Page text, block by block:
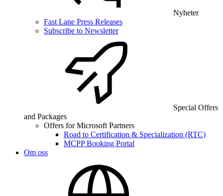
Nyheter
Fast Lane Press Releases
Subscribe to Newsletter
Special Offers
and Packages
Offers for Microsoft Partners
Road to Certification & Specialization (RTC)
MCPP Booking Portal
Om oss